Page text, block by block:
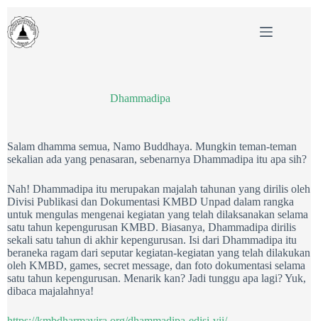
to
content
Dhammadipa
Salam dhamma semua, Namo Buddhaya. Mungkin teman-teman
sekalian ada yang penasaran, sebenarnya Dhammadipa itu apa sih?
Nah! Dhammadipa itu merupakan majalah tahunan yang dirilis oleh
Divisi Publikasi dan Dokumentasi KMBD Unpad dalam rangka
untuk mengulas mengenai kegiatan yang telah dilaksanakan selama
satu tahun kepengurusan KMBD. Biasanya, Dhammadipa dirilis
sekali satu tahun di akhir kepengurusan. Isi dari Dhammadipa itu
beraneka ragam dari seputar kegiatan-kegiatan yang telah dilakukan
oleh KMBD, games, secret message, dan foto dokumentasi selama
satu tahun kepengurusan. Menarik kan? Jadi tunggu apa lagi? Yuk,
dibaca majalahnya!